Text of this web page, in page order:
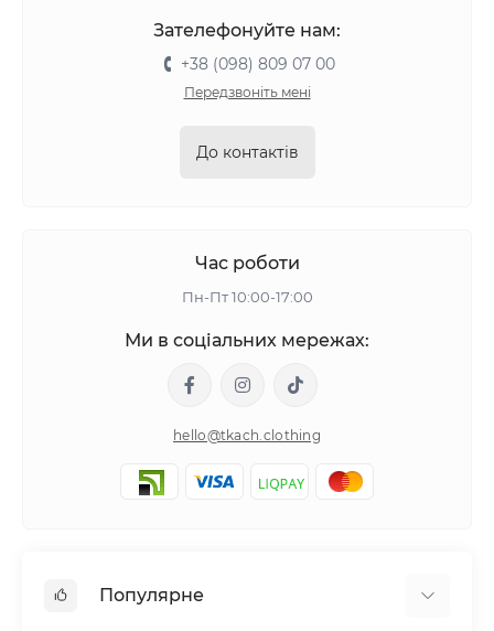
Зателефонуйте нам:
+38 (098) 809 07 00
Передзвоніть мені
До контактів
Час роботи
Пн-Пт 10:00-17:00
Ми в соціальних мережах:
hello@tkach.clothing
Популярне